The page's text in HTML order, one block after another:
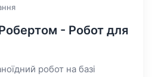
- Робот для
робот на базі